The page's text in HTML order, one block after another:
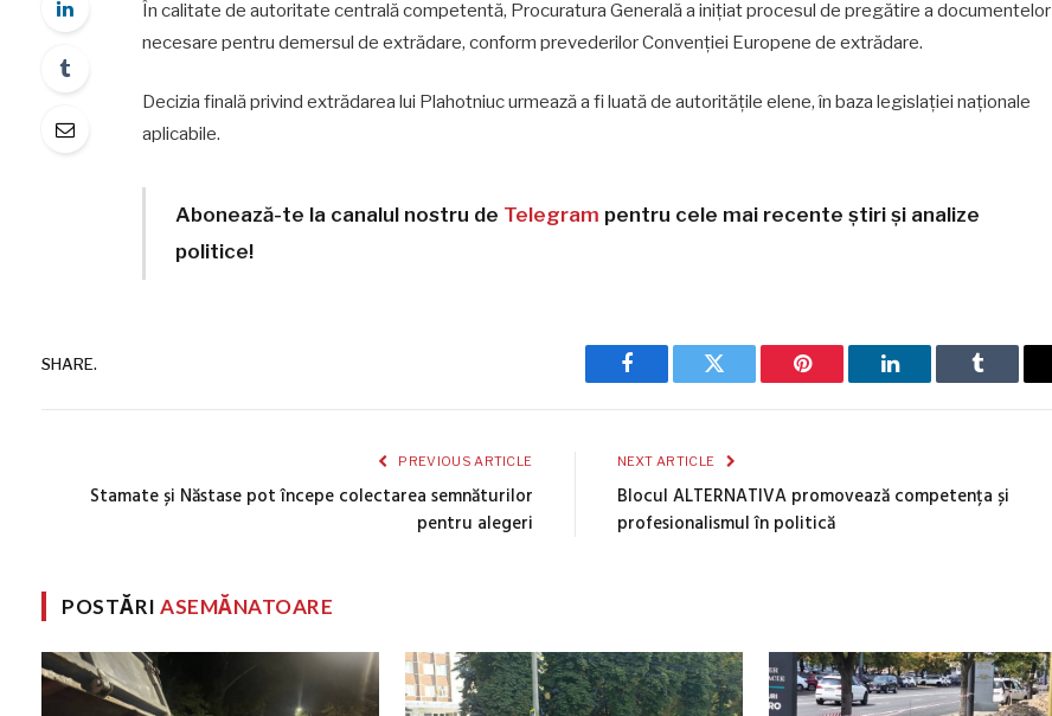
În calitate de autoritate centrală competentă, Procuratura Generală a inițiat procesul de pregătire a documentelor
necesare pentru demersul de extrădare, conform prevederilor Convenției Europene de extrădare.
Decizia finală privind extrădarea lui Plahotniuc urmează a fi luată de autoritățile elene, în baza legislației naționale
aplicabile.
Abonează-te la canalul nostru de Telegram pentru cele mai recente știri și analize
politice!
SHARE.
Facebook Twitter Pinterest LinkedIn Tumblr
PREVIOUS ARTICLE
Stamate și Năstase pot începe colectarea semnăturilor
pentru alegeri
NEXT ARTICLE
Blocul ALTERNATIVA promovează competența și
profesionalismul în politică
POSTĂRIASEMĂNATOARE